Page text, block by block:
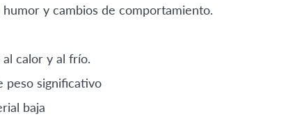
humor y cambios de comportamiento.
calor y al frío.
peso significativo
baja